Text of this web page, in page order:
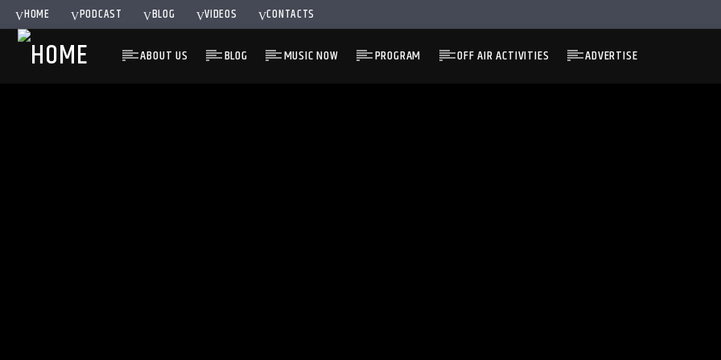
HOME PODCAST BLOG VIDEOS CONTACTS
ABOUT US BLOG MUSIC NOW PROGRAM OFF AIR ACTIVITIES ADVERTISE